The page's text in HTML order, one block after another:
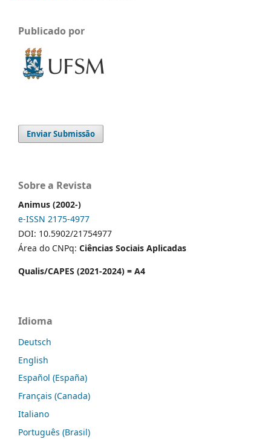
Publicado por
Enviar Submissão
Sobre a Revista
Animus (2002-)
e-ISSN 2175-4977
DOI: 10.5902/21754977
Área do CNPq: Ciências Sociais Aplicadas
Qualis/CAPES (2021-2024) = A4
Idioma
Deutsch
English
Español (España)
Français (Canada)
Italiano
Português (Brasil)